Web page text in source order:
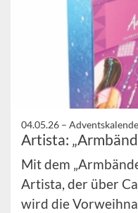
04.05.26 –
Artista:
Mit dem
Artista, der über
wird die